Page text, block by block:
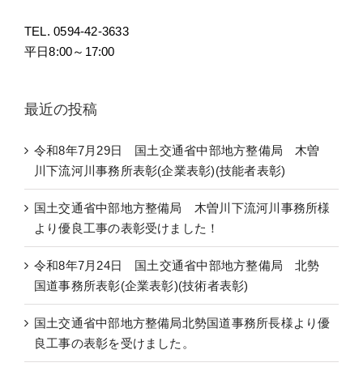
TEL. 0594-42-3633
平日8:00～17:00
最近の投稿
令和8年7月29日 国土交通省中部地方整備局 木曽
川下流河川事務所表彰(企業表彰)(技能者表彰)
国土交通省中部地方整備局 木曽川下流河川事務所様
より優良工事の表彰受けました！
令和8年7月24日 国土交通省中部地方整備局 北勢
国道事務所表彰(企業表彰)(技術者表彰)
国土交通省中部地方整備局北勢国道事務所長様より優
良工事の表彰を受けました。